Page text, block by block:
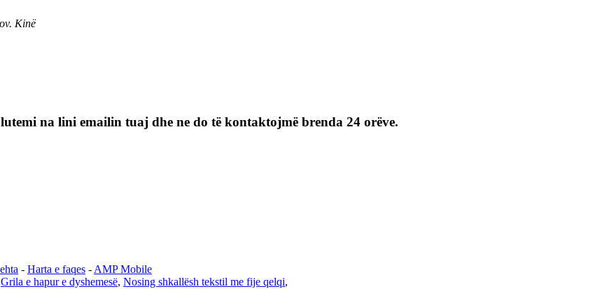
Kinë
na lini emailin tuaj dhe ne do të kontaktojmë brenda 24 orëve.
- Harta e faqes - AMP Mobile
Grila e hapur e dyshemesë, Nosing shkallësh tekstil me fije qelqi,